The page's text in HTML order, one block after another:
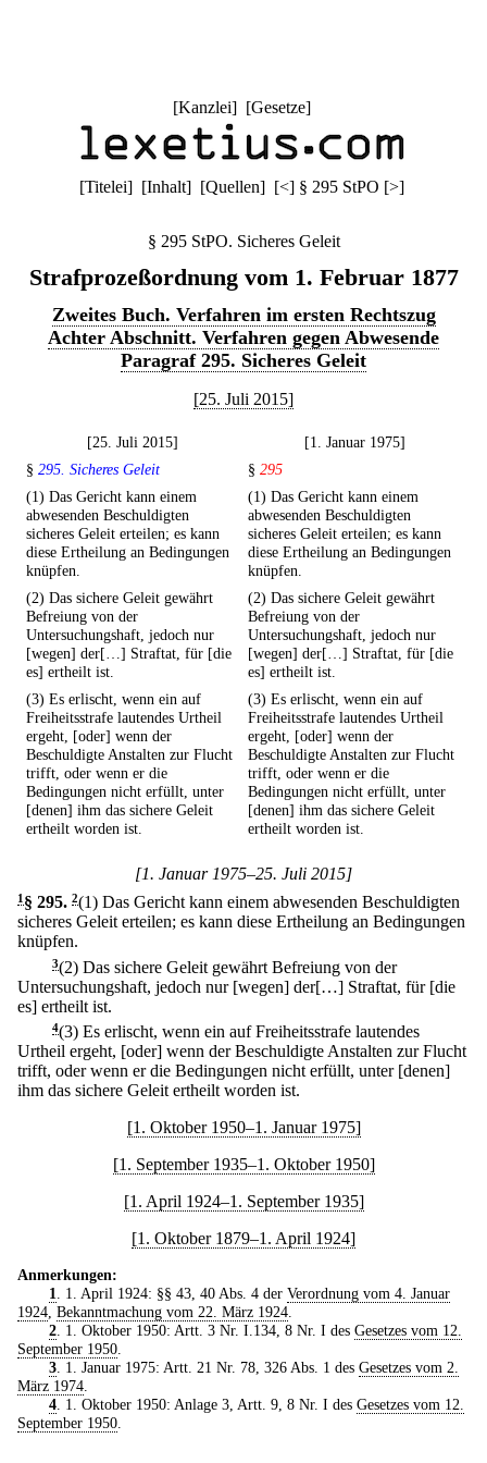
[Kanzlei] [Gesetze]
[Titelei] [Inhalt] [Quellen] [<] § 295 StPO [>]
§ 295 StPO. Sicheres Geleit
Strafprozeßordnung vom 1. Februar 1877
Zweites Buch. Verfahren im ersten Rechtszug
Achter Abschnitt. Verfahren gegen Abwesende
Paragraf 295. Sicheres Geleit
[25. Juli 2015]
[25. Juli 2015]
[1. Januar 1975]
§ 295. Sicheres Geleit § 295
(1) Das Gericht kann einem
abwesenden Beschuldigten
sicheres Geleit erteilen; es kann
diese Ertheilung an Bedingungen
knüpfen.
(1) Das Gericht kann einem
abwesenden Beschuldigten
sicheres Geleit erteilen; es kann
diese Ertheilung an Bedingungen
knüpfen.
(2) Das sichere Geleit gewährt
Befreiung von der
Untersuchungshaft, jedoch nur
[wegen] der[…] Straftat, für [die
es] ertheilt ist.
(2) Das sichere Geleit gewährt
Befreiung von der
Untersuchungshaft, jedoch nur
[wegen] der[…] Straftat, für [die
es] ertheilt ist.
(3) Es erlischt, wenn ein auf
Freiheitsstrafe lautendes Urtheil
ergeht, [oder] wenn der
Beschuldigte Anstalten zur Flucht
trifft, oder wenn er die
Bedingungen nicht erfüllt, unter
[denen] ihm das sichere Geleit
ertheilt worden ist.
(3) Es erlischt, wenn ein auf
Freiheitsstrafe lautendes Urtheil
ergeht, [oder] wenn der
Beschuldigte Anstalten zur Flucht
trifft, oder wenn er die
Bedingungen nicht erfüllt, unter
[denen] ihm das sichere Geleit
ertheilt worden ist.
[1. Januar 1975–25. Juli 2015]
1§ 295. 2(1) Das Gericht kann einem abwesenden Beschuldigten
sicheres Geleit erteilen; es kann diese Ertheilung an Bedingungen
knüpfen.
3(2) Das sichere Geleit gewährt Befreiung von der
Untersuchungshaft, jedoch nur [wegen] der[…] Straftat, für [die
es] ertheilt ist.
4(3) Es erlischt, wenn ein auf Freiheitsstrafe lautendes
Urtheil ergeht, [oder] wenn der Beschuldigte Anstalten zur Flucht
trifft, oder wenn er die Bedingungen nicht erfüllt, unter [denen]
ihm das sichere Geleit ertheilt worden ist.
[1. Oktober 1950–1. Januar 1975]
[1. September 1935–1. Oktober 1950]
[1. April 1924–1. September 1935]
[1. Oktober 1879–1. April 1924]
Anmerkungen:
1
. 1. April 1924: §§ 43, 40 Abs. 4 der Verordnung vom 4. Januar
1924 Bekanntmachung vom 22. März 1924
2. 1. Oktober 1950: Artt. 3 Nr. I.134, 8 Nr. I des Gesetzes vom 12.
September 1950
3. 1. Januar 1975: Artt. 21 Nr. 78, 326 Abs. 1 des Gesetzes vom 2.
März 1974
4. 1. Oktober 1950: Anlage 3, Artt. 9, 8 Nr. I des Gesetzes vom 12.
September 1950